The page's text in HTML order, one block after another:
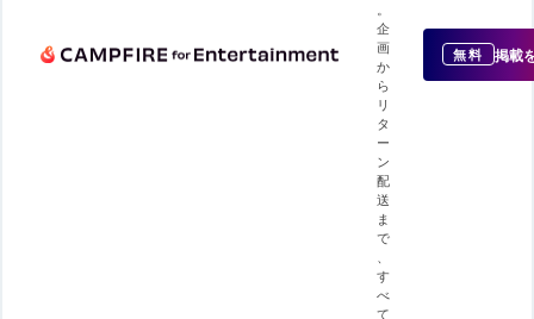
企
画
か
ら
リ
タ
ー
ン
配
送
ま
で
す
べ
て
無料 掲載